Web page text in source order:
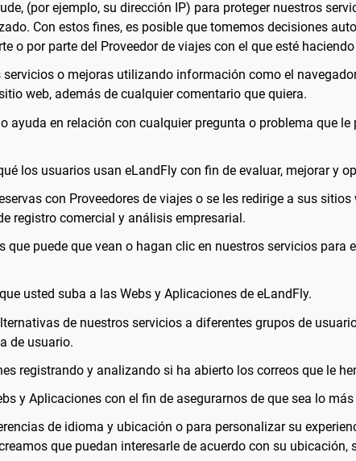
(por ejemplo, su dirección IP) para proteger nuestros
Con estos fines, es posible que tomemos decisiones
o por parte del Proveedor de viajes con el que esté
o mejoras utilizando información como el
web, además de cualquier comentario que quiera.
ayuda en relación con cualquier pregunta o problema que
los usuarios usan eLandFly con fin de evaluar, mejorar y
con Proveedores de viajes o se les redirige a sus
registro comercial y análisis empresarial.
puede que vean o hagan clic en nuestros servicios para
usted suba a las Webs y Aplicaciones de eLandFly.
de nuestros servicios a diferentes grupos de
de usuario.
registrando y analizando si ha abierto los correos que le
y Aplicaciones con el fin de asegurarnos de que sea lo
de idioma y ubicación o para personalizar su
que puedan interesarle de acuerdo con su ubicación,